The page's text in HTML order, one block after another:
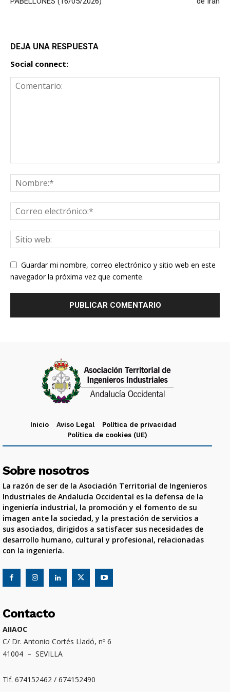
DEJA UNA RESPUESTA
Social connect:
Guardar mi nombre, correo electrónico y sitio web en este
navegador la próxima vez que comente.
Inicio Aviso Legal
Política de privacidad
Política de cookies (UE)
Sobre nosotros
La razón de ser de la Asociación Territorial de Ingenieros
Industriales de Andalucía Occidental es la defensa de la
ingeniería industrial, la promoción y el fomento de su
imagen ante la sociedad, y la prestación de servicios a
sus asociados, dirigidos a satisfacer sus necesidades de
desarrollo humano, cultural y profesional, relacionadas
con la ingeniería.
Contacto
AIIAOC
C/ Dr. Antonio Cortés Lladó, nº 6
41004 – SEVILLA
Tlf. 674152462 / 674152490